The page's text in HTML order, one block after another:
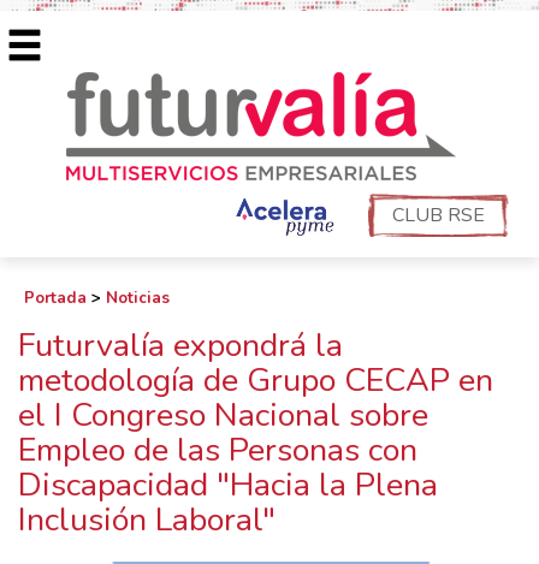
CLUB RSE
Portada > Noticias
Futurvalía expondrá la
metodología de Grupo CECAP en
el I Congreso Nacional sobre
Empleo de las Personas con
Discapacidad "Hacia la Plena
Inclusión Laboral"